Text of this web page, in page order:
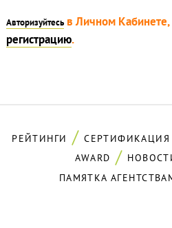
Авторизуйтесьв Личном Кабинете,
регистрацию.
РЕЙТИНГИ СЕРТИФИКАЦИЯ
AWARD
ПАМЯТКА